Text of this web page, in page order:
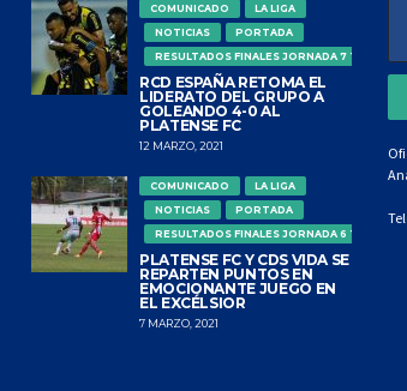
COMUNICADO
LA LIGA
NOTICIAS
PORTADA
RESULTADOS FINALES JORNADA 7 TORNEO
RCD ESPAÑA RETOMA EL
LIDERATO DEL GRUPO A
GOLEANDO 4-0 AL
PLATENSE FC
12 MARZO, 2021
COMUNICADO
LA LIGA
NOTICIAS
PORTADA
RESULTADOS FINALES JORNADA 6 TORNEO
PLATENSE FC Y CDS VIDA SE
REPARTEN PUNTOS EN
EMOCIONANTE JUEGO EN
EL EXCÉLSIOR
7 MARZO, 2021